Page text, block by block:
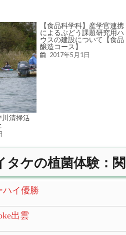
川清掃活
【食品科学科】産学官連携
によるぶどう課題研究用ハ
ウスの建設について【食品
醸造コース】
2017年5月1日
タケの植菌体験：
ハイ優勝
出雲